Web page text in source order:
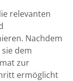
relevanten
Nachdem
dem
zur
ermöglicht